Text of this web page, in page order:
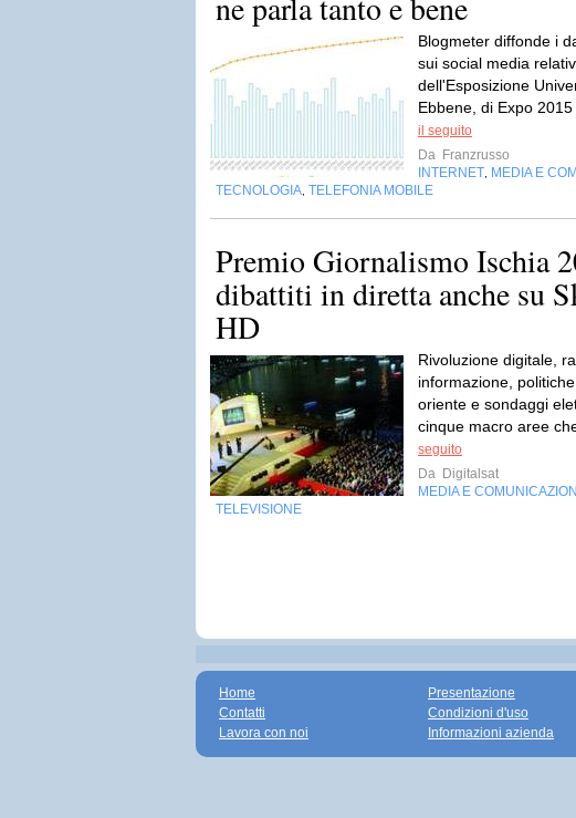
Blogmeter diffonde i
sui social media
dell'Esposizione
Ebbene, di Expo 2015
il seguito
Da Franzrusso
INTERNET MEDIA E
TECNOLOGIA TELEFONIA MOBILE
Premio Giornalismo Ischia
dibattiti in diretta anche su
HD
Rivoluzione digitale,
informazione,
oriente e sondaggi
cinque macro aree
seguito
Da Digitalsat
MEDIA E
TELEVISIONE
Home
Contatti
Lavora con noi
Presentazione
Condizioni d'uso
Informazioni azienda